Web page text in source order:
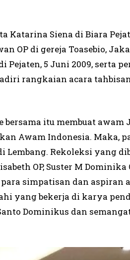
Katarina Siena di Biara
OP di gereja Toasebio,
Pejaten, 5 Juni 2009, serta
rangkaian acara
bersama itu membuat awam
Awam Indonesia. Maka,
Lembang. Rekoleksi yang
OP, Suster M Dominika
simpatisan dan aspiran
yang bekerja di karya
Dominikus dan